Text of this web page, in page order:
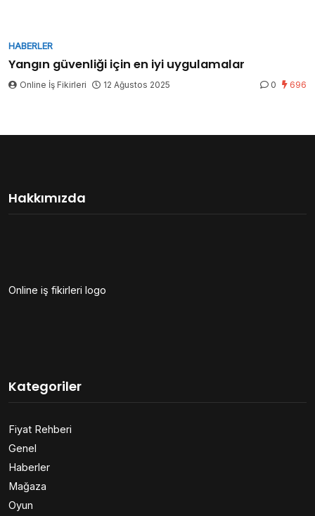
HABERLER
Yangın güvenliği için en iyi uygulamalar
Online İş Fikirleri 12 Ağustos 2025 0 696
Hakkımızda
Online iş fikirleri logo
Kategoriler
Fiyat Rehberi
Genel
Haberler
Mağaza
Oyun